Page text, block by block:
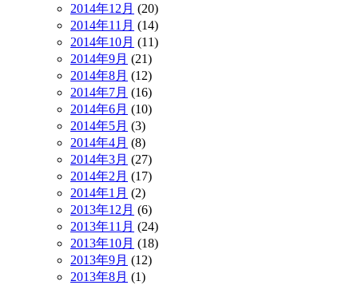
2014年12月 (20)
2014年11月 (14)
2014年10月 (11)
2014年9月 (21)
2014年8月 (12)
2014年7月 (16)
2014年6月 (10)
2014年5月 (3)
2014年4月 (8)
2014年3月 (27)
2014年2月 (17)
2014年1月 (2)
2013年12月 (6)
2013年11月 (24)
2013年10月 (18)
2013年9月 (12)
2013年8月 (1)